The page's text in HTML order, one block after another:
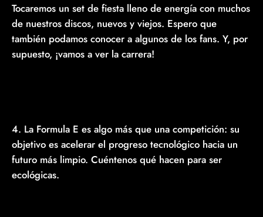
Tocaremos un set de fiesta lleno de energía con muchos
de nuestros discos, nuevos y viejos. Espero que
también podamos conocer a algunos de los fans. Y, por
supuesto, ¡vamos a ver la carrera!
4. La Formula E es algo más que una competición: su
objetivo es acelerar el progreso tecnológico hacia un
futuro más limpio. Cuéntenos qué hacen para ser
ecológicas.